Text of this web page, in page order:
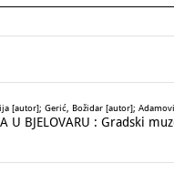
[autor]; Gerić, Božidar [autor];
U BJELOVARU : Gradski